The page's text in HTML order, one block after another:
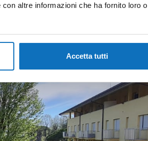
altre informazioni che ha fornito loro o
Accetta tutti